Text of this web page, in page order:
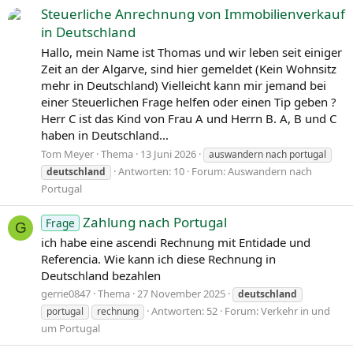
von sechs Millionen Juden und Angehörigen anderer
Minderheiten wie Sinti und Roma. Der vom NS-Staat 1939
begonnene Zweite Weltkrieg endete 1945 mit der
Niederlage der Achsenmächte. Das von den
Siegermächten besetzte Land wurde 1949 geteilt,
nachdem bereits 1945 seine Ostgebiete teils unter
polnische, teils sowjetische Verwaltungshoheit gestellt
worden waren. Der Gründung der Bundesrepublik als
demokratischer westdeutscher Teilstaat mit Westbindung
am 23. Mai 1949 folgte die Gründung der sozialistischen
DDR am 7. Oktober 1949 als ostdeutscher Teilstaat unter
sowjetischer Hegemonie. Die innerdeutsche Grenze war
nach dem Berliner Mauerbau (ab 13. August 1961)
abgeriegelt. Nach der friedlichen Revolution in der DDR
1989 erfolgte die Lösung der deutschen Frage durch die
Wiedervereinigung beider Landesteile am 3. Oktober
1990, womit auch die Außengrenzen Deutschlands als
endgültig anerkannt wurden. Durch den Beitritt der fünf
ostdeutschen Länder sowie die Wiedervereinigung von
Ost- und West-Berlin zur heutigen Bundeshauptstadt zählt
Steuerliche Anrechnung von Immobilienverkauf
in Deutschland
Hallo, mein Name ist Thomas und wir leben seit einiger
Zeit an der Algarve, sind hier gemeldet (Kein Wohnsitz
mehr in Deutschland) Vielleicht kann mir jemand bei
einer Steuerlichen Frage helfen oder einen Tip geben ?
Herr C ist das Kind von Frau A und Herrn B. A, B und C
haben in Deutschland...
Tom Meyer Thema 13 Juni 2026
auswandern nach portugal
deutschland
Antworten: 10 Forum:Auswandern nach
Portugal
G Frage Zahlung nach Portugal
ich habe eine ascendi Rechnung mit Entidade und
Referencia. Wie kann ich diese Rechnung in
Deutschland bezahlen
gerrie0847 Thema 27 November 2025
deutschland
portugal
rechnung Antworten: 52 Forum:Verkehr in und
um Portugal